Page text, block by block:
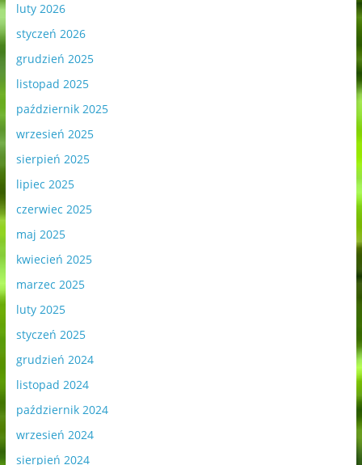
luty 2026
styczeń 2026
grudzień 2025
listopad 2025
październik 2025
wrzesień 2025
sierpień 2025
lipiec 2025
czerwiec 2025
maj 2025
kwiecień 2025
marzec 2025
luty 2025
styczeń 2025
grudzień 2024
listopad 2024
październik 2024
wrzesień 2024
sierpień 2024